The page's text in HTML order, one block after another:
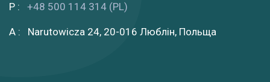
P : +48 500 114 314 (PL)
A : Narutowicza 24, 20-016 Люблін, Польща